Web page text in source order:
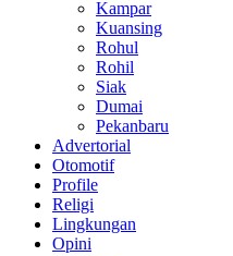
Kampar
Kuansing
Rohul
Rohil
Siak
Dumai
Pekanbaru
Advertorial
Otomotif
Profile
Religi
Lingkungan
Opini